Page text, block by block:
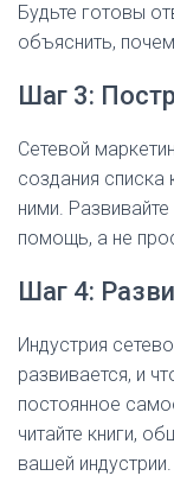
Будьте готовы
объяснить,
Шаг 3:
Сетевой
создания списка
ними.
помощь, а не
Шаг 4:
Индустрия
развивается, и
постоянное
читайте книги,
вашей индустрии.